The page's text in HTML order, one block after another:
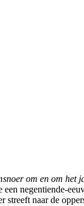
om en om het
negentiende-
naar de